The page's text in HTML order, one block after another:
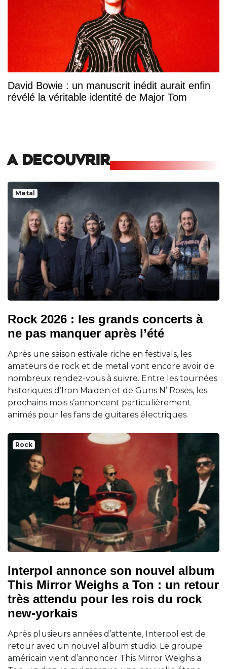
David Bowie : un manuscrit inédit aurait enfin
révélé la véritable identité de Major Tom
A DECOUVRIR
Metal
Rock 2026 : les grands concerts à
ne pas manquer après l’été
Après une saison estivale riche en festivals, les
amateurs de rock et de metal vont encore avoir de
nombreux rendez-vous à suivre. Entre les tournées
historiques d’Iron Maiden et de Guns N’ Roses, les
prochains mois s’annoncent particulièrement
animés pour les fans de guitares électriques.
Rock
Interpol annonce son nouvel album
This Mirror Weighs a Ton : un retour
très attendu pour les rois du rock
new-yorkais
Après plusieurs années d’attente, Interpol est de
retour avec un nouvel album studio. Le groupe
américain vient d’annoncer This Mirror Weighs a